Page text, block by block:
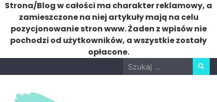
Strona/Blog w całości ma charakter reklamowy, a
zamieszczone na niej artykuły mają na celu
pozycjonowanie stron www. Żaden z wpisów nie
pochodzi od użytkowników, a wszystkie zostały
opłacone.
to
Search
for: